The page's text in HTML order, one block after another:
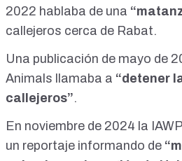
2022 hablaba de una
callejeros cerca de Rabat.
Una publicación de mayo de
Animals llamaba a “detener
callejeros”.
En noviembre de 2024 la
un reportaje informando de